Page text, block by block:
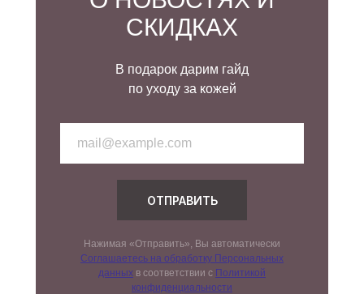
СКИДКАХ
В подарок дарим гайд
по уходу за кожей
ОТПРАВИТЬ
Нажимая «Отправить», Вы автоматически
Соглашаетесь на обработку Персональных
данных в соответствии с Политикой
конфиденциальности